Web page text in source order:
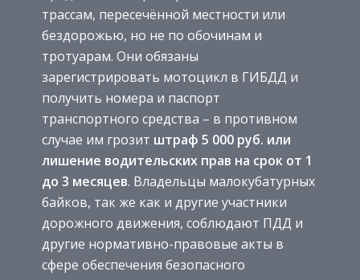
трассам, пересечённой местности или
бездорожью, но не по обочинам и
тротуарам. Они обязаны
зарегистрировать мотоцикл в ГИБДД и
получить номера и паспорт
транспортного средства – в противном
случае им грозит штраф 5 000 руб. или
лишение водительских прав на срок от 1
до 3 месяцев. Владельцы малокубатурных
байков, так же как и другие участники
дорожного движения, соблюдают ПДД и
другие нормативно-правовые акты в
сфере обеспечения безопасного